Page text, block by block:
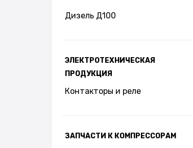
Дизель Д100
ЭЛЕКТРОТЕХНИЧЕСКАЯ
ПРОДУКЦИЯ
Контакторы и реле
ЗАПЧАСТИ К КОМПРЕССОРАМ